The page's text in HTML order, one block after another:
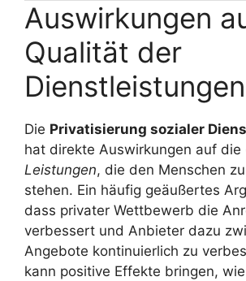
Auswirkungen
Qualität der
Dienstleistungen
Die Privatisierung sozialer
hat direkte Auswirkungen auf die
Leistungen, die den Menschen
stehen. Ein häufig geäußertes
dass privater Wettbewerb die
verbessert und Anbieter dazu
Angebote kontinuierlich zu
kann positive Effekte bringen,